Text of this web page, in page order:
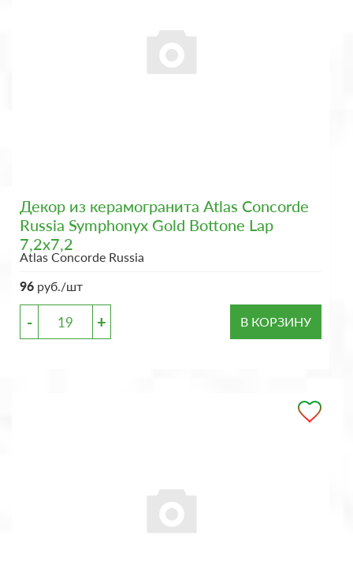
Декор из керамогранита Atlas Concorde
Russia Symphonyx Gold Bottone Lap
7,2x7,2
Atlas Concorde Russia
96 руб./шт
- + В КОРЗИНУ